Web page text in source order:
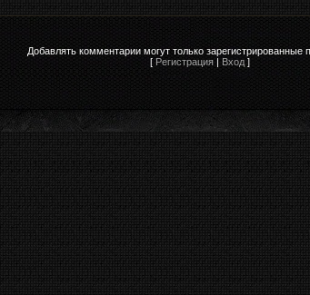
Добавлять комментарии могут только зарегистрированные
[ Регистрация| Вход]